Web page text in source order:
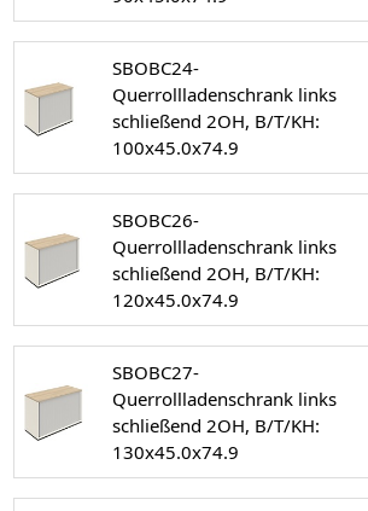
SBOBC24-
Querrollladenschrank links
schließend 2OH, B/T/KH:
100x45.0x74.9
SBOBC26-
Querrollladenschrank links
schließend 2OH, B/T/KH:
120x45.0x74.9
SBOBC27-
Querrollladenschrank links
schließend 2OH, B/T/KH:
130x45.0x74.9